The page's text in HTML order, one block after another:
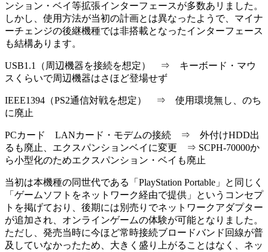
ンション・ベイ等拡張インターフェースが多数あリました。
しかし、使用方法が当初の計画とは異なったようで、マイナ
ーチェンジの後継機種では非搭載となったインターフェース
も結構あります。
USB1.1（周辺機器を接続を想定） ⇒ キーボード・マウ
スくらいで周辺機器はさほど登場せず
IEEE1394（PS2通信対戦を想定） ⇒ 使用環境無し、のち
に廃止
PCカード LANカード・モデムの接続 ⇒ 外付けHDD出
るも廃止、エクスパンションベイに変更 ⇒ SCPH-70000か
ら小型化のためエクスパンション・ベイも廃止
当初は本機種の同世代である「PlayStation Portable」と同じく
「ゲームソフトをネットワーク経由で提供」というコンセプ
トを掲げており、後期には別売りでネットワークアダプター
が追加され、オンラインゲームの体験が可能となりました。
ただし、発売当時に今ほど常時接続ブロードバンド回線が普
及していなかったため、大きく盛り上がることはなく、ネッ